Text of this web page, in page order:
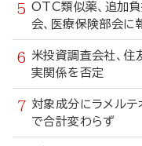
OTC類似薬、追加
会、医療保険部会に
米投資調査会社、
実関係を否定
対象成分にラメル
で合計変わらず